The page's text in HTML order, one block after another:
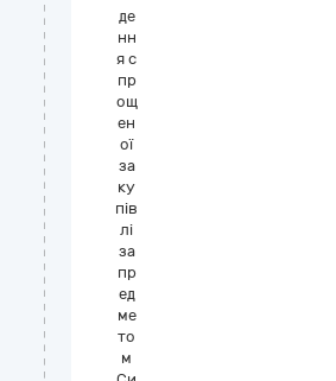
де
нн
я с
пр
ощ
ен
ої
за
ку
пів
лі
за
пр
ед
ме
то
м